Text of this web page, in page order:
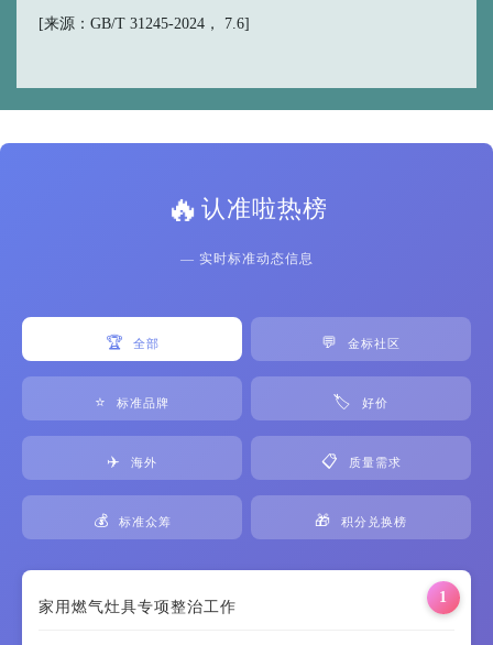
[来源：GB/T 31245-2024， 7.6]
🔥认准啦热榜
— 实时标准动态信息
🏆 全部 💬 金标社区
⭐ 标准品牌 🏷️ 好价
✈️ 海外 📋 质量需求
💰 标准众筹 🎁 积分兑换榜
1
家用燃气灶具专项整治工作